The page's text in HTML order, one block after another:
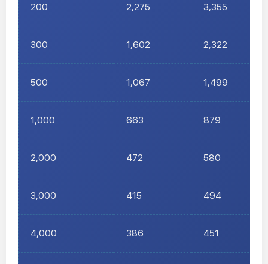
200 2,275 3,355
300 1,602 2,322
500 1,067 1,499
1,000 663 879
2,000 472 580
3,000 415 494
4,000 386 451